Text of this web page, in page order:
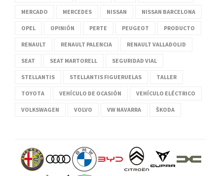
MERCADO MERCEDES NISSAN NISSAN BARCELONA
OPEL OPINIÓN PERTE PEUGEOT PRODUCTO
RENAULT RENAULT PALENCIA RENAULT VALLADOLID
SEAT SEAT MARTORELL SEGURIDAD VIAL
STELLANTIS STELLANTIS FIGUERUELAS TALLER
TOYOTA VEHÍCULO DE OCASIÓN VEHÍCULO ELÉCTRICO
VOLKSWAGEN VOLVO VW NAVARRA ŠKODA